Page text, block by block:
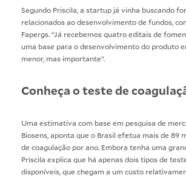
Segundo Priscila, a startup já vinha buscando
relacionados ao desenvolvimento de fundos,
Fapergs. “Já recebemos quatro editais de
uma base para o desenvolvimento do produto
menor, mas importante”.
Conheça o teste de
Uma estimativa com base em pesquisa de
Biosens, aponta que o Brasil efetua mais de 89
de coagulação por ano. Embora tenha uma
Priscila explica que há apenas dois tipos de
disponíveis, que chegam a um custo